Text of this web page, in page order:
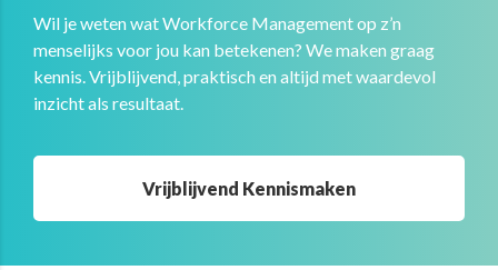
Wil je weten wat Workforce Management op z’n
menselijks voor jou kan betekenen? We maken graag
kennis. Vrijblijvend, praktisch en altijd met waardevol
inzicht als resultaat.
Vrijblijvend Kennismaken